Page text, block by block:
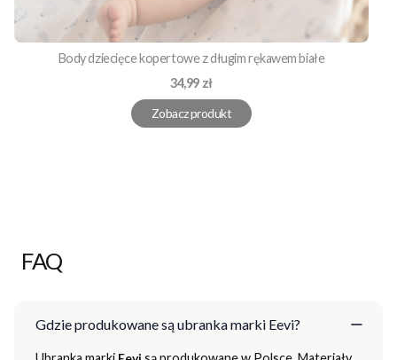
Body dziecięce kopertowe z długim rękawem białe
Cena
34,99 zł
Zobacz produkt
FAQ
Gdzie produkowane są ubranka marki Eevi?